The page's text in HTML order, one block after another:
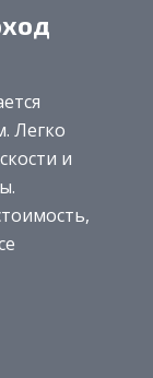
Легко
и